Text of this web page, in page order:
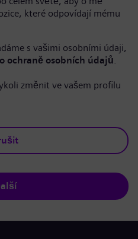
které odpovídají mému
s vašimi osobními údaji,
ochraně osobních údajů.
změnit ve vašem profilu